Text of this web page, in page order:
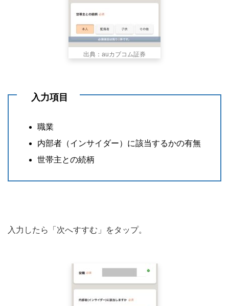
出典：auカブコム証券
入力項目
職業
内部者（インサイダー）に該当するかの有無
世帯主との続柄
入力したら「次へすすむ」をタップ。